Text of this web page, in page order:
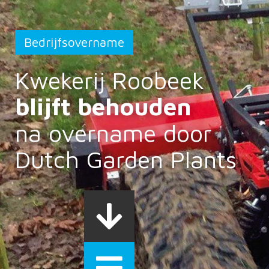
Bedrijfsovername
Kwekerij Roobeek
blijft behouden
na overname door
Dutch Garden Plants